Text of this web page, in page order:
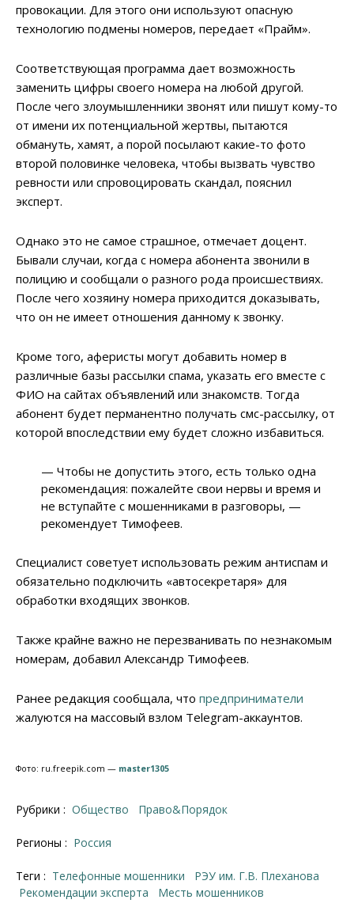
провокации. Для этого они используют опасную
технологию подмены номеров, передает «Прайм».
Соответствующая программа дает возможность
заменить цифры своего номера на любой другой.
После чего злоумышленники звонят или пишут кому-то
от имени их потенциальной жертвы, пытаются
обмануть, хамят, а порой посылают какие-то фото
второй половинке человека, чтобы вызвать чувство
ревности или спровоцировать скандал, пояснил
эксперт.
Однако это не самое страшное, отмечает доцент.
Бывали случаи, когда с номера абонента звонили в
полицию и сообщали о разного рода происшествиях.
После чего хозяину номера приходится доказывать,
что он не имеет отношения данному к звонку.
Кроме того, аферисты могут добавить номер в
различные базы рассылки спама, указать его вместе с
ФИО на сайтах объявлений или знакомств. Тогда
абонент будет перманентно получать смс-рассылку, от
которой впоследствии ему будет сложно избавиться.
— Чтобы не допустить этого, есть только одна
рекомендация: пожалейте свои нервы и время и
не вступайте с мошенниками в разговоры, —
рекомендует Тимофеев.
Специалист советует использовать режим антиспам и
обязательно подключить «автосекретаря» для
обработки входящих звонков.
Также крайне важно не перезванивать по незнакомым
номерам, добавил Александр Тимофеев.
Ранее редакция сообщала, что предприниматели
жалуются на массовый взлом Telegram-аккаунтов.
Фото: ru.freepik.com — master1305
Рубрики : Общество Право&Порядок
Регионы : Россия
Теги : телефонные мошенники
РЭУ им. Г.В. Плеханова
рекомендации эксперта
месть мошенников